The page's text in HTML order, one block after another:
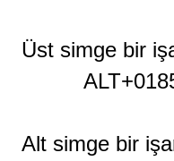
Üst simge bir
Alt simge bir